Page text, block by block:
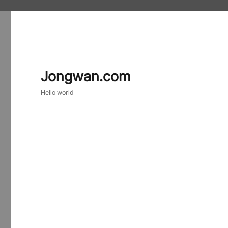
Jongwan.com
Hello world